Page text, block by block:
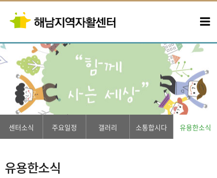
센터소식 주요일정 갤러리 소통합시다 유용한소식
유용한소식